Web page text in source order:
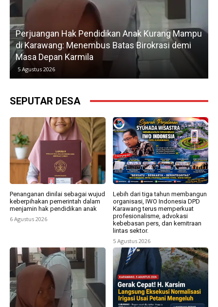
Perjuangan Hak Pendidikan Anak Kurang Mampu
di Karawang: Menembus Batas Birokrasi demi
Masa Depan Karmila
5 Agustus 2026
SEPUTAR DESA
Penanganan dinilai sebagai wujud
keberpihakan pemerintah dalam
menjamin hak pendidikan anak
6 Agustus 2026
Lebih dari tiga tahun membangun
organisasi, IWO Indonesia DPD
Karawang terus memperkuat
profesionalisme, advokasi
kebebasan pers, dan kemitraan
lintas sektor.
5 Agustus 2026